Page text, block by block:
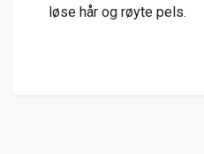
løse hår og røyte pels.